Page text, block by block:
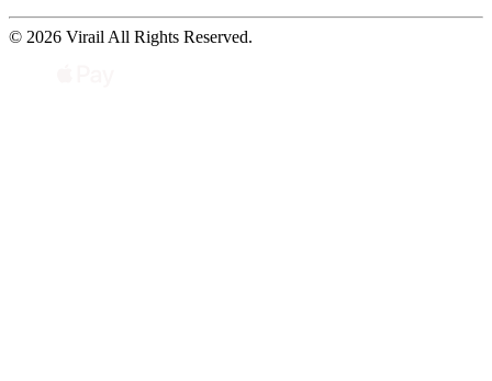
© 2026 Virail All Rights Reserved.